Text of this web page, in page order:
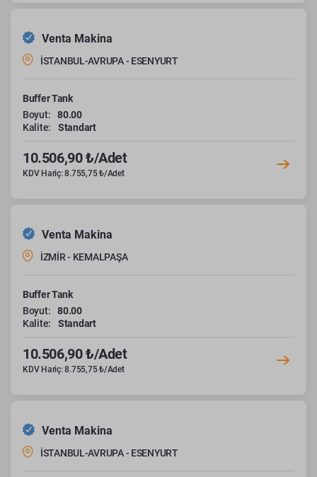
Venta Makina
İSTANBUL-AVRUPA - ESENYURT
Buffer Tank
Boyut:
80.00
Kalite:
Standart
10.506,90 ₺/Adet
KDV Hariç: 8.755,75 ₺/Adet
Venta Makina
İZMİR - KEMALPAŞA
Buffer Tank
Boyut:
80.00
Kalite:
Standart
10.506,90 ₺/Adet
KDV Hariç: 8.755,75 ₺/Adet
Venta Makina
İSTANBUL-AVRUPA - ESENYURT